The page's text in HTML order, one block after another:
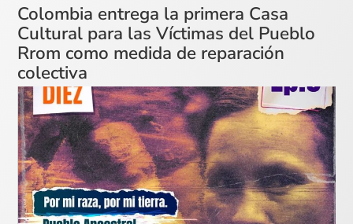
Colombia entrega la primera Casa
Cultural para las Víctimas del Pueblo
Rrom como medida de reparación
colectiva